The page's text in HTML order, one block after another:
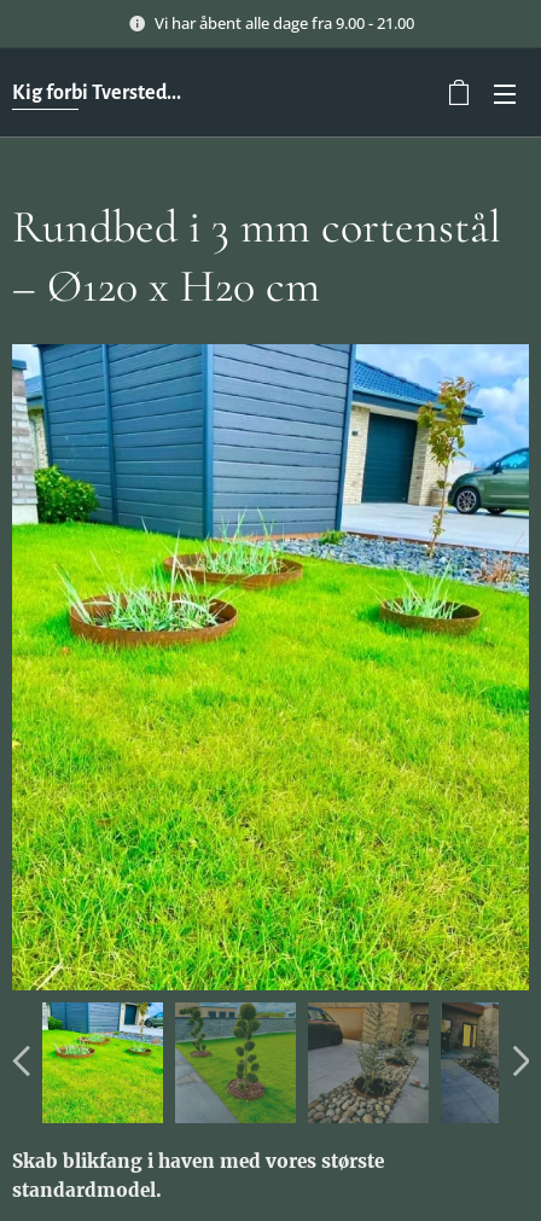
Vi har åbent alle dage fra 9.00 - 21.00
Kig forbi Tversted...
Rundbed i 3 mm cortenstål
– Ø120 x H20 cm
Skab blikfang i haven med vores største
standardmodel.